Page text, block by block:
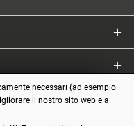
necessari (ad esempio
il nostro sito web e a